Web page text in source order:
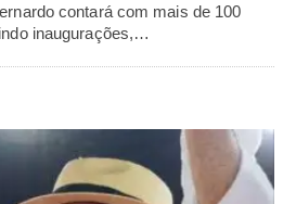
contará com mais de 100
inaugurações,…